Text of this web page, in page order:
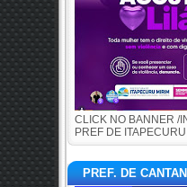
CLICK NO BANNER /
PREF DE ITAPECURU
PREF. DE